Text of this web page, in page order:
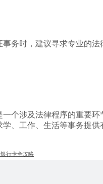
务时，建议寻求专业的法
个涉及法律程序的重要
、工作、生活等事务提
行卡全攻略